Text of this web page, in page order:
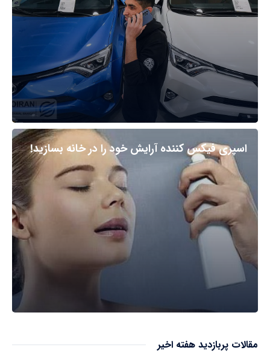
اسپری فیکس کننده آرایش خود را در خانه بسازید!
مقالات پربازدید هفته اخیر